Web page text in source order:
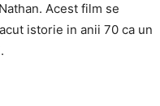
Acest film se
istorie in anii 70 ca un